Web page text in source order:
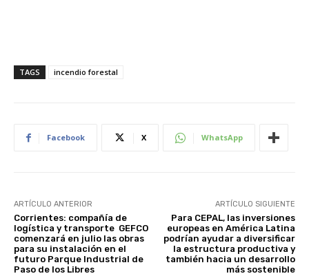
TAGS incendio forestal
Facebook X WhatsApp
ARTÍCULO ANTERIOR
Corrientes: compañía de
logística y transporte GEFCO
comenzará en julio las obras
para su instalación en el
futuro Parque Industrial de
Paso de los Libres
ARTÍCULO SIGUIENTE
Para CEPAL, las inversiones
europeas en América Latina
podrían ayudar a diversificar
la estructura productiva y
también hacia un desarrollo
más sostenible